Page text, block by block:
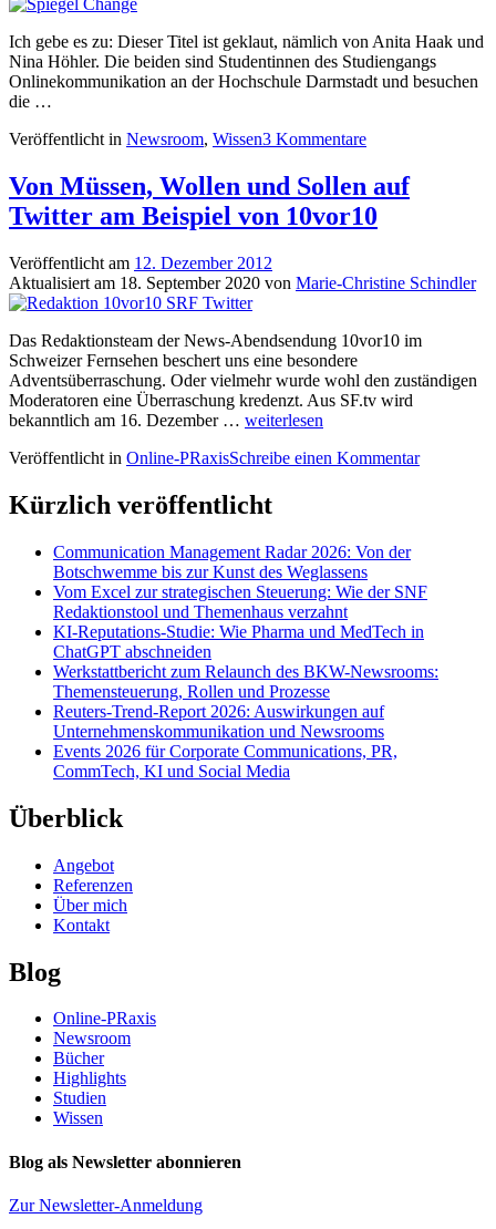
Ich gebe es zu: Dieser Titel ist geklaut, nämlich von Anita Haak und
Nina Höhler. Die beiden sind Studentinnen des Studiengangs
Onlinekommunikation an der Hochschule Darmstadt und besuchen
die …
Veröffentlicht in Newsroom, Wissen3 Kommentare
Von Müssen, Wollen und Sollen auf
Twitter am Beispiel von 10vor10
Veröffentlicht am 12. Dezember 2012
Aktualisiert am 18. September 2020 von Marie-Christine Schindler
Das Redaktionsteam der News-Abendsendung 10vor10 im
Schweizer Fernsehen beschert uns eine besondere
Adventsüberraschung. Oder vielmehr wurde wohl den zuständigen
Moderatoren eine Überraschung kredenzt. Aus SF.tv wird
bekanntlich am 16. Dezember … Von
Wollen
Sollen
auf
am
Beispiel
von
10vor10
weiterlesen
Veröffentlicht in Online-PRaxisSchreibe einen Kommentar
Kürzlich veröffentlicht
Communication Management Radar 2026: Von der
Botschwemme bis zur Kunst des Weglassens
Vom Excel zur strategischen Steuerung: Wie der SNF
Redaktionstool und Themenhaus verzahnt
KI-Reputations-Studie: Wie Pharma und MedTech in
ChatGPT abschneiden
Werkstattbericht zum Relaunch des BKW-Newsrooms:
Themensteuerung, Rollen und Prozesse
Reuters-Trend-Report 2026: Auswirkungen auf
Unternehmenskommunikation und Newsrooms
Events 2026 für Corporate Communications, PR,
CommTech, KI und Social Media
Überblick
Angebot
Referenzen
Über mich
Kontakt
Blog
Online-PRaxis
Newsroom
Bücher
Highlights
Studien
Wissen
Blog als Newsletter abonnieren
Zur Newsletter-Anmeldung